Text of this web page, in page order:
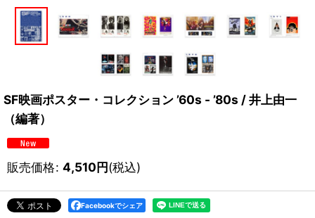
SF映画ポスター・コレクション ’60s - ’80s / 井上由一
（編著）
販売価格: 4,510円(税込)
Facebookでシェア